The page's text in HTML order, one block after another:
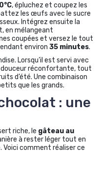
, épluchez et coupez les
les œufs avec le sucre
Intégrez ensuite la
en mélangeant
coupées et versez le tout
environ 35 minutes.
Lorsqu’il est servi avec
douceur réconfortante, tout
d’été. Une combinaison
que les grands.
: une
riche, le gâteau au
à rester léger tout en
comment réaliser ce